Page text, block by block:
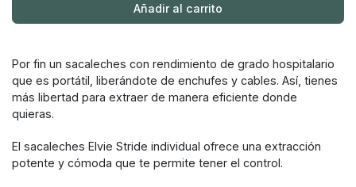
Añadir al carrito
Por fin un sacaleches con rendimiento de grado hospitalario
que es portátil, liberándote de enchufes y cables. Así, tienes
más libertad para extraer de manera eficiente donde
quieras.
El sacaleches Elvie Stride individual ofrece una extracción
potente y cómoda que te permite tener el control.